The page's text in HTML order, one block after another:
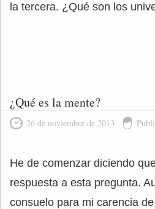
la tercera. ¿Qué son los
¿Qué es la mente?
26 de noviembre de 2013
He de comenzar diciendo
respuesta a esta pregunta.
consuelo para mi carencia